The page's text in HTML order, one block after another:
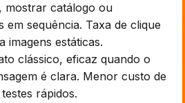
mostrar catálogo ou
sequência. Taxa de clique
imagens estáticas.
clássico, eficaz quando o
é clara. Menor custo de
rápidos.